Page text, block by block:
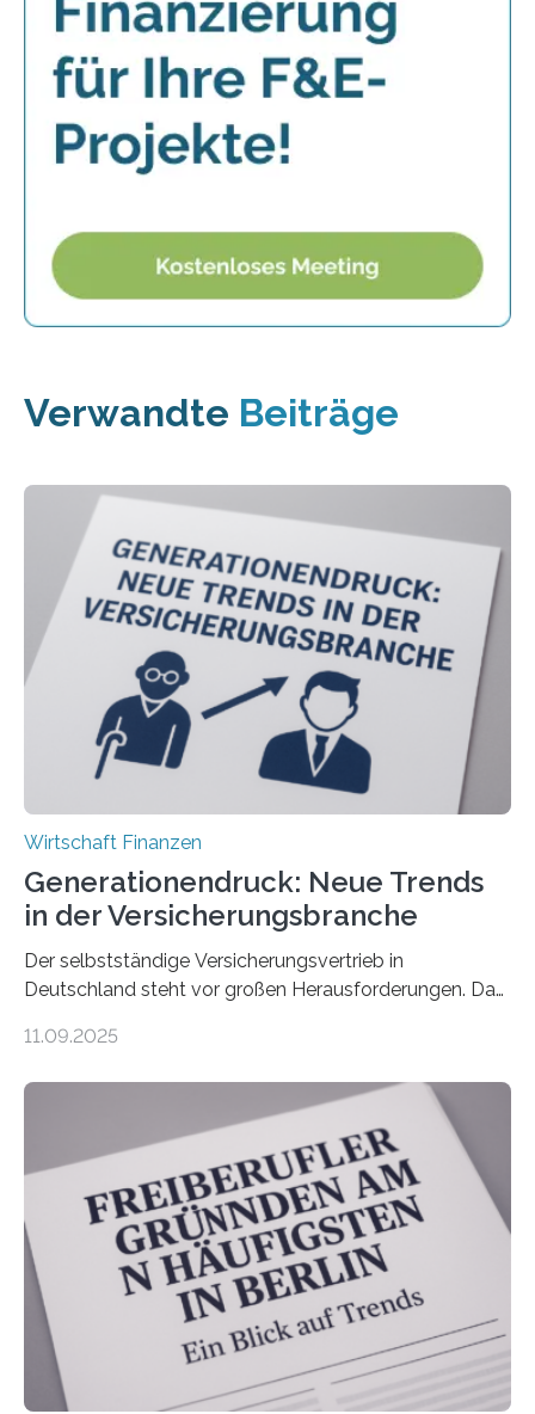
Verwandte Beiträge
Wirtschaft Finanzen
Generationendruck: Neue Trends
in der Versicherungsbranche
Der selbstständige Versicherungsvertrieb in
Deutschland steht vor großen Herausforderungen. Das
Dr. Matthias Beenken und Prof. Dr. Lukas Linnenbrink
Bundesverbands Deutscher Versicherungskaufleute e.V.
durchgeführt haben. Die Studie basiert auf den
Antworten von 1.440 selbstständigen
Versicherungsvertreter*innen und -makler*innen. Ein
Ergebnis: Deutlich mehr als die Hälfte der Befragten ist
über 50 Jahre alt und wird in den nächsten Jahren eine
Nachfolgeregelung benötigen. Aber nur ein Drittel hat
bereits Regelungen…
11.09.2025